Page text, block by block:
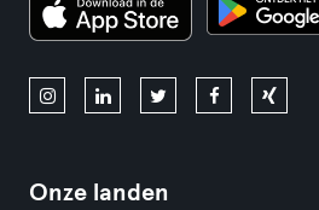
Onze landen